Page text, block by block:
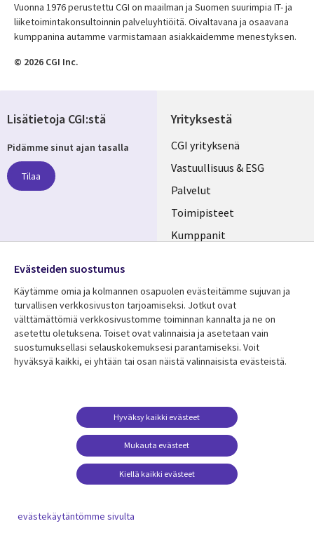
Vuonna 1976 perustettu CGI on maailman ja Suomen suurimpia IT- ja
liiketoimintakonsultoinnin palveluyhtiöitä. Oivaltavana ja osaavana
kumppanina autamme varmistamaan asiakkaidemme menestyksen.
© 2026 CGI Inc.
Yrityksestä
Useful
links
FINLAND
CGI yrityksenä
Vastuullisuus & ESG
Palvelut
Toimipisteet
Kumppanit
Resurssikeskus
Library
FINLAND
Asiakastarinat
Lisätietoa
Legal
Tietosuoja
Käyttöehdot
Yhteystiedot
Evästeasetuksesi
Lisätietoja CGI:stä
Pidämme sinut ajan tasalla
Tilaa
Media
FINLAND
Evästeiden suostumus
Käytämme omia ja kolmannen osapuolen evästeitämme sujuvan ja
turvallisen verkkosivuston tarjoamiseksi. Jotkut ovat
välttämättömiä verkkosivustomme toiminnan kannalta ja ne on
asetettu oletuksena. Toiset ovat valinnaisia ​​ja asetetaan vain
suostumuksellasi selauskokemuksesi parantamiseksi. Voit
hyväksyä kaikki, ei yhtään tai osan näistä valinnaisista evästeistä.
Mukauta evästeet
Hyväksy kaikki evästeet
Kiellä kaikki evästeet
evästekäytäntömme sivulta